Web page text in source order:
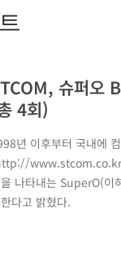
슈퍼오
4회)
년 이후부터 국내에
www.stcom.co.kr)
나타내는 SuperO(이
다고 밝혔다.